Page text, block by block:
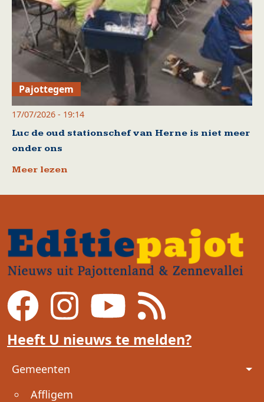
Pajottegem
17/07/2026 - 19:14
Luc de oud stationschef van Herne is niet meer
onder ons
Meer lezen
Heeft U nieuws te melden?
Voet
Gemeenten
Affligem